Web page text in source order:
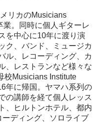
リカのMusicians
業。同時に個人ギターレ
を中心に10年に渡り演
ク、バンド、ミュージカ
ル、レコーディング、カ
、レストランなど様々な
校Musicians Institute
年に帰国。ヤマハ系列の
の講師を経て個人レッス
、ヒルトンホテル、都内
ディング、ソロライブ